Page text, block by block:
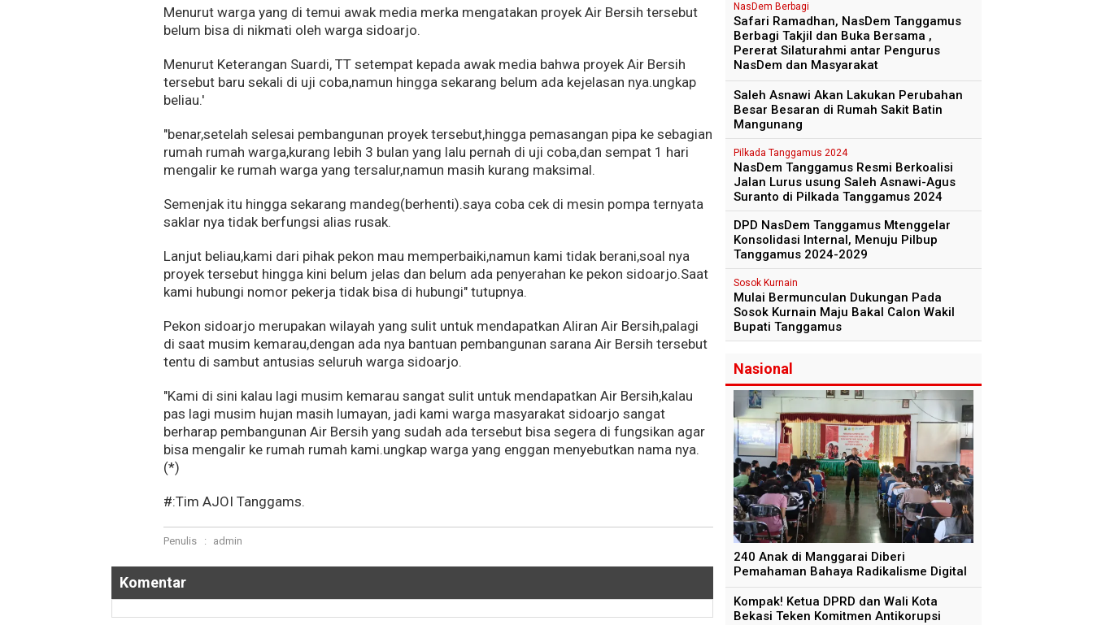
Menurut warga yang di temui awak media merka mengatakan proyek Air Bersih tersebut
belum bisa di nikmati oleh warga sidoarjo.
Menurut Keterangan Suardi, TT setempat kepada awak media bahwa proyek Air Bersih
tersebut baru sekali di uji coba,namun hingga sekarang belum ada kejelasan nya.ungkap
beliau.'
"benar,setelah selesai pembangunan proyek tersebut,hingga pemasangan pipa ke sebagian
rumah rumah warga,kurang lebih 3 bulan yang lalu pernah di uji coba,dan sempat 1 hari
mengalir ke rumah warga yang tersalur,namun masih kurang maksimal.
Semenjak itu hingga sekarang mandeg(berhenti).saya coba cek di mesin pompa ternyata
saklar nya tidak berfungsi alias rusak.
Lanjut beliau,kami dari pihak pekon mau memperbaiki,namun kami tidak berani,soal nya
proyek tersebut hingga kini belum jelas dan belum ada penyerahan ke pekon sidoarjo.Saat
kami hubungi nomor pekerja tidak bisa di hubungi" tutupnya.
Pekon sidoarjo merupakan wilayah yang sulit untuk mendapatkan Aliran Air Bersih,palagi
di saat musim kemarau,dengan ada nya bantuan pembangunan sarana Air Bersih tersebut
tentu di sambut antusias seluruh warga sidoarjo.
"Kami di sini kalau lagi musim kemarau sangat sulit untuk mendapatkan Air Bersih,kalau
pas lagi musim hujan masih lumayan, jadi kami warga masyarakat sidoarjo sangat
berharap pembangunan Air Bersih yang sudah ada tersebut bisa segera di fungsikan agar
bisa mengalir ke rumah rumah kami.ungkap warga yang enggan menyebutkan nama nya.
(*)
#:Tim AJOI Tanggams.
Penulis : admin
Komentar
NasDem Berbagi
Safari Ramadhan, NasDem Tanggamus
Berbagi Takjil dan Buka Bersama ,
Pererat Silaturahmi antar Pengurus
NasDem dan Masyarakat
Saleh Asnawi Akan Lakukan Perubahan
Besar Besaran di Rumah Sakit Batin
Mangunang
Pilkada Tanggamus 2024
NasDem Tanggamus Resmi Berkoalisi
Jalan Lurus usung Saleh Asnawi-Agus
Suranto di Pilkada Tanggamus 2024
DPD NasDem Tanggamus Mtenggelar
Konsolidasi Internal, Menuju Pilbup
Tanggamus 2024-2029
Sosok Kurnain
Mulai Bermunculan Dukungan Pada
Sosok Kurnain Maju Bakal Calon Wakil
Bupati Tanggamus
Nasional
240 Anak di Manggarai Diberi
Pemahaman Bahaya Radikalisme Digital
Kompak! Ketua DPRD dan Wali Kota
Bekasi Teken Komitmen Antikorupsi